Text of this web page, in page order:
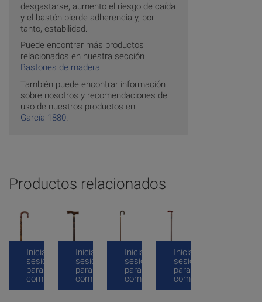
desgastarse, aumento el riesgo de caída
y el bastón pierde adherencia y, por
tanto, estabilidad.
Puede encontrar más productos
relacionados en nuestra sección
Bastones de madera.
También puede encontrar información
sobre nosotros y recomendaciones de
uso de nuestros productos en
García 1880
Productos relacionados
Inicia
sesión
para
comprar
Inicia
sesión
para
comprar
Inicia
sesión
para
comprar
Inicia
sesión
para
comprar